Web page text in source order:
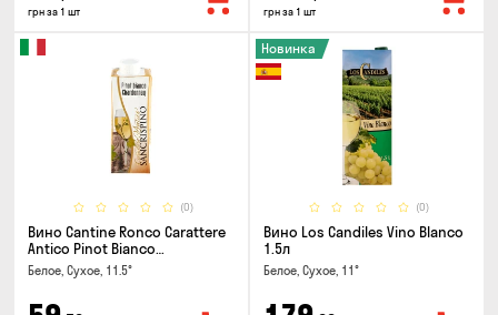
грн за 1 шт грн за 1 шт
(0)
Вино Cantine Ronco Carattere
Antico Pinot Bianco
Chardonnay Rubicone IGT 0.25л
Белое, Сухое, 11.5°
(0)
Новинка
Вино Los Candiles Vino Blanco
1.5л
Белое, Сухое, 11°